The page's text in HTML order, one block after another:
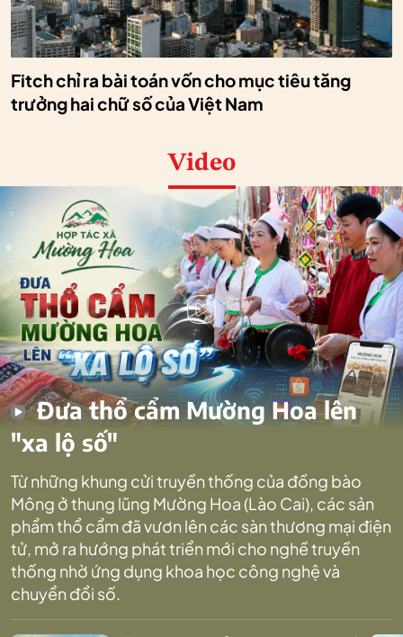
Fitch chỉ ra bài toán vốn cho mục tiêu tăng
trưởng hai chữ số của Việt Nam
Video
Đưa thổ cẩm Mường Hoa lên
"xa lộ số"
Từ những khung cửi truyền thống của đồng bào
Mông ở thung lũng Mường Hoa (Lào Cai), các sản
phẩm thổ cẩm đã vươn lên các sàn thương mại điện
tử, mở ra hướng phát triển mới cho nghề truyền
thống nhờ ứng dụng khoa học công nghệ và
chuyển đổi số.